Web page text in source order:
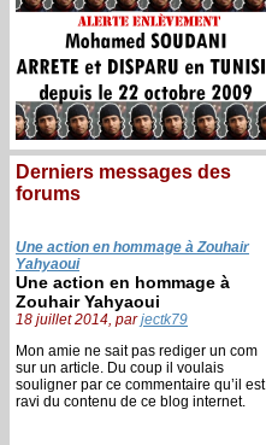
Derniers messages des
forums
Une action en hommage à Zouhair
Yahyaoui
Une action en hommage à
Zouhair Yahyaoui
18 juillet 2014, parjectk79
Mon amie ne sait pas rediger un com
sur un article. Du coup il voulais
souligner par ce commentaire qu’il est
ravi du contenu de ce blog internet.